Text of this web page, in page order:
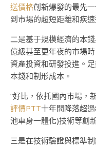
送價格創新爆發的最先
到市場的超短距離和疾
二是基于規模經濟的本
億級甚至更年夜的市場
資產投資和研發投進。
本錢和制形成本。
“好比，依托國內市場，
評價PTT十年間降落超
池車身一體化)技術等創
三是在技術驗證與標準